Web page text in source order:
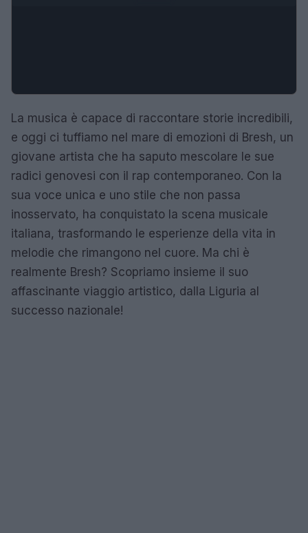
La musica è capace di raccontare storie incredibili,
e oggi ci tuffiamo nel mare di emozioni di Bresh, un
giovane artista che ha saputo mescolare le sue
radici genovesi con il rap contemporaneo. Con la
sua voce unica e uno stile che non passa
inosservato, ha conquistato la scena musicale
italiana, trasformando le esperienze della vita in
melodie che rimangono nel cuore. Ma chi è
realmente Bresh? Scopriamo insieme il suo
affascinante viaggio artistico, dalla Liguria al
successo nazionale!